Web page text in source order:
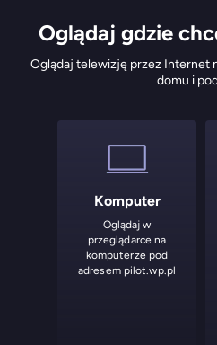
Oglądaj gdzie
Oglądaj telewizję przez Internet
domu i
Komputer
Oglądaj w
przeglądarce na
komputerze pod
adresem pilot.wp.pl